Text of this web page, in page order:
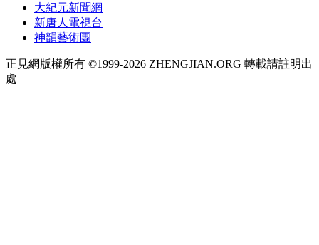
大紀元新聞網
新唐人電視台
神韻藝術團
正見網版權所有 ©1999-2026 ZHENGJIAN.ORG 轉載請註明出
處